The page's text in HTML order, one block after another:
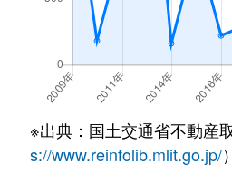
※出典：国土交通省不動産
s://www.reinfolib.mlit.go.jp/